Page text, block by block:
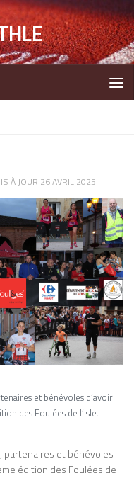
À JOUR 26 AVRIL 2025
et bénévoles d’avoir
des Foulées de l’Isle.
partenaires et bénévoles
édition des Foulées de